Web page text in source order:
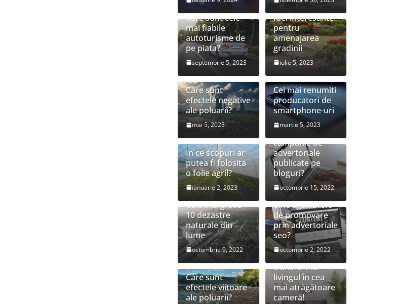
Care sunt cele
mai fiabile
autoturisme de
pe piata?
septembrie 5, 2023
Idei interesante
pentru
amenajarea
gradinii
iulie 5, 2023
Care sunt
efectele negative
ale poluarii?
mai 5, 2023
Cei mai renumiti
producatori de
smartphone-uri
martie 5, 2023
In ce scopuri ar
putea fi folosita
o folie agril?
ianuarie 2, 2023
campanie de
advertoriale
publicate pe
bloguri?
octombrie 15, 2022
Cele mai grave
10 dezastre
naturale din
lume
octombrie 9, 2022
Cine are nevoie
de promovare
prin advertoriale
seo?
octombrie 2, 2022
Care sunt
efectele viitoare
ale poluarii?
Sfaturi simple
pentru a-ți
transforma
livingul în cea
mai atrăgătoare
cameră!